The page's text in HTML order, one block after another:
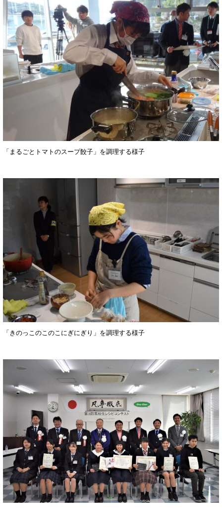
「まるごとトマトのスープ餃子」を調理する様子
「きのっこのこのこにぎにぎり」を調理する様子